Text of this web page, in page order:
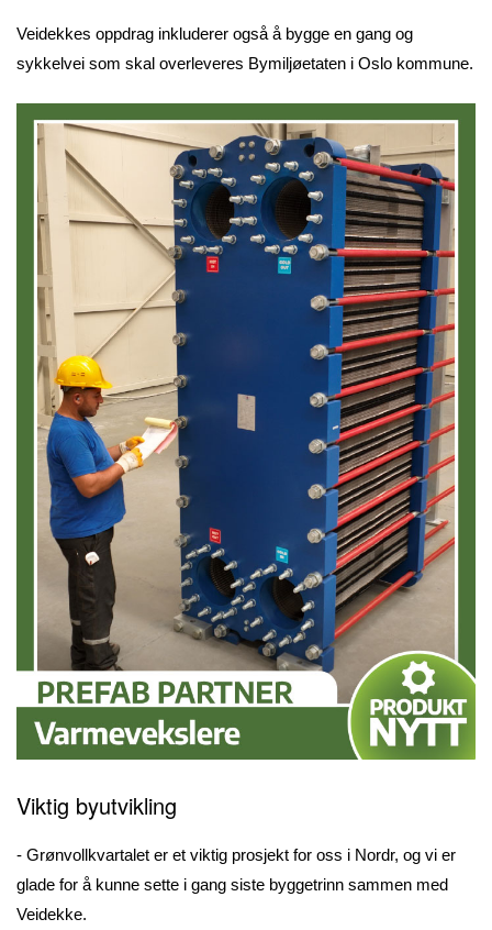
Veidekkes oppdrag inkluderer også å bygge en gang og
sykkelvei som skal overleveres Bymiljøetaten i Oslo kommune.
Viktig byutvikling
- Grønvollkvartalet er et viktig prosjekt for oss i Nordr, og vi er
glade for å kunne sette i gang siste byggetrinn sammen med
Veidekke.